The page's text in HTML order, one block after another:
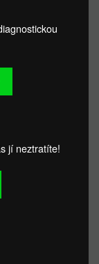
jí neztratíte!